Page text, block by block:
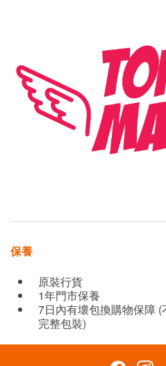
保養
原裝行貨
1年門市保養
7日內有壞包換購物保障
完整包裝)